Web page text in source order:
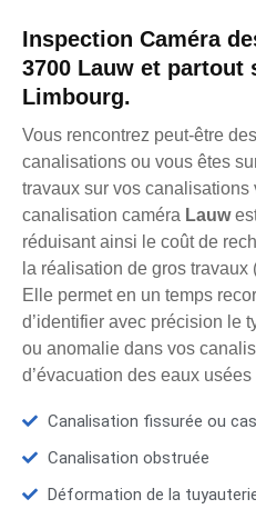
Inspection Caméra
3700 Lauw et partout
Limbourg.
Vous rencontrez peut-être
canalisations ou vous êtes
travaux sur vos canalisations
canalisation caméra Lauw
réduisant ainsi le coût de
la réalisation de gros
Elle permet en un temps
d’identifier avec précision le
ou anomalie dans vos
d’évacuation des eaux usées
Canalisation fissurée ou
Canalisation obstruée
Déformation de la